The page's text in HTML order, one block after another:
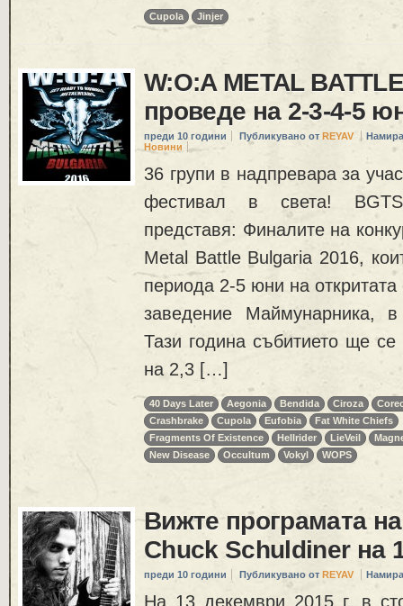
Cupola Jinjer
W:O:A METAL
проведе на 2-3-4-5
преди 10 години Публикувано от REYAV
Новини
36 групи в надпревара за
фестивал в света!
представя: Финалите на
Metal Battle Bulgaria 2016,
периода 2-5 юни на откритата
заведение Маймунарника,
Тази година събитието ще
на 2,3 […]
40 Days Later Aegonia Bendida Ciroza
Crashbrake
Cupola Eufobia
Fat White Chiefs
Fragments Оf Еxistence
Hellrider LieVeil
New Disease
Occultum Vokyl WOPS
Вижте програмата
Chuck Schuldiner на
преди 10 години Публикувано от REYAV
На 13 декември 2015 г. в